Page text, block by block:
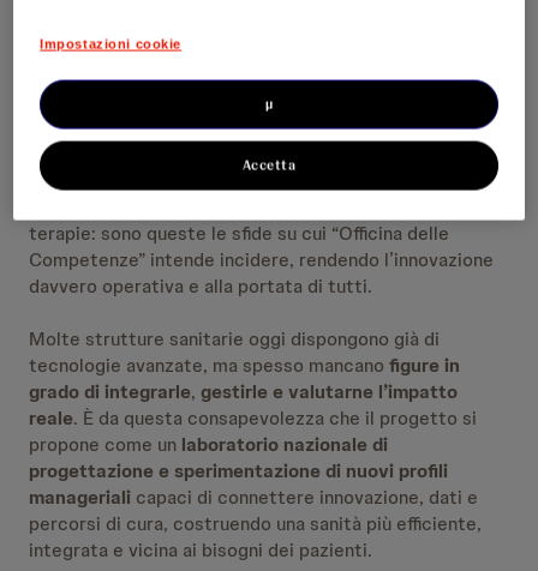
Roma alla presenza di rappresentanti istituzionali e del
mondo sanitario, nasce in un momento di profonda
trasformazione del SSN con l’obiettivo di
l’attuale gap organizzativo e professionaleche ancora
limita la piena attuazione di importanti riforme.
Riduzione delle liste di attesa, migliore integrazione tra
terapie: sono queste le sfide su cui “Officina delle
Competenze” intende incidere, rendendo l’innovazione
davvero operativa e alla portata di tutti.
Molte strutture sanitarie oggi dispongono già di
tecnologie avanzate, ma spesso mancano figure in
grado di integrarle, gestirle e valutarne l’impatto
reale. È da questa consapevolezza che il progetto si
propone come un laboratorio nazionale di
progettazione e sperimentazione di nuovi profili
manageriali capaci di connettere innovazione, dati e
percorsi di cura, costruendo una sanità più efficiente,
integrata e vicina ai bisogni dei pazienti.
Impostazioni cookie
µ
Accetta